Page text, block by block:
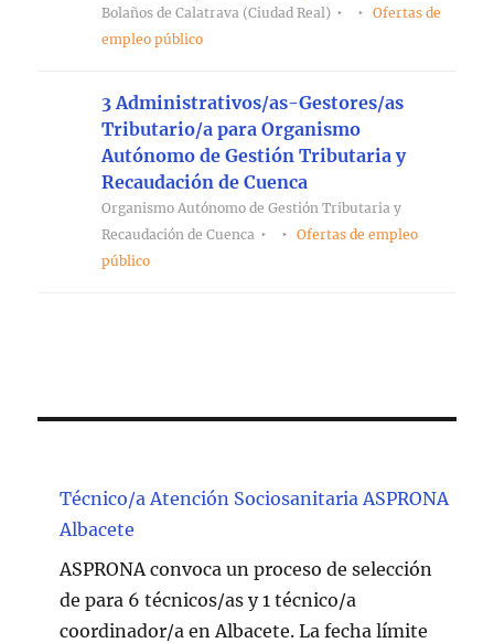
Bolaños de Calatrava (Ciudad Real)
Ofertas de
empleo público
3 Administrativos/as-Gestores/as
Tributario/a para Organismo
Autónomo de Gestión Tributaria y
Recaudación de Cuenca
Organismo Autónomo de Gestión Tributaria y
Recaudación de Cuenca
Ofertas de empleo
público
Técnico/a Atención Sociosanitaria ASPRONA
Albacete
ASPRONA convoca un proceso de selección
de para 6 técnicos/as y 1 técnico/a
coordinador/a en Albacete. La fecha límite